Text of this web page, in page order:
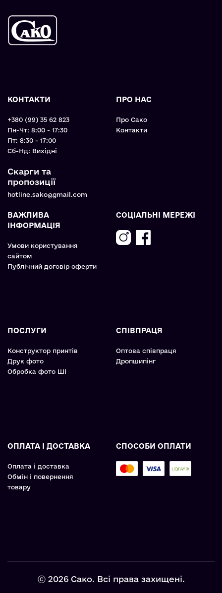
КОНТАКТИ
+380 (99) 35 62 823
Пн-Чт: 8:00 - 17:30
Пт: 8:30 - 17:00
Cб-Нд: Вихідні
Скарги та
пропозиції
hotline.sako@gmail.com
ПРО НАС
Про Сако
Контакти
ВАЖЛИВА
ІНФОРМАЦІЯ
Умови користування
сайтом
Публічний договір оферти
СОЦІАЛЬНІ МЕРЕЖІ
ПОСЛУГИ
Конструктор принтів
Друк фото
Обробка фото ШІ
СПІВПРАЦЯ
Оптова співпраця
Дропшипінг
ОПЛАТА І ДОСТАВКА
Оплата і доставка
Обмін і повернення
товару
СПОСОБИ ОПЛАТИ
ⓒ 2026 Сако. Всі права захищені.